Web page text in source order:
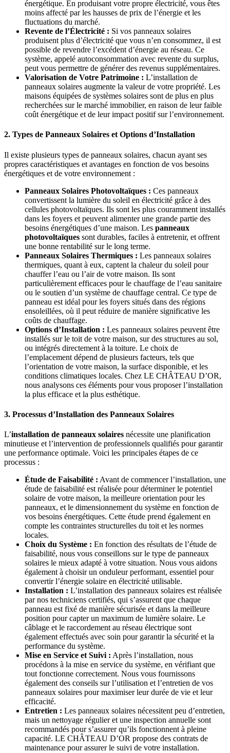
énergétique. En produisant votre propre électricité, vous êtes
moins affecté par les hausses de prix de l’énergie et les
fluctuations du marché.
Revente de l’Électricité : Si vos panneaux solaires
produisent plus d’électricité que vous n’en consommez, il est
possible de revendre l’excédent d’énergie au réseau. Ce
système, appelé autoconsommation avec revente du surplus,
peut vous permettre de générer des revenus supplémentaires.
Valorisation de Votre Patrimoine : L’installation de
panneaux solaires augmente la valeur de votre propriété. Les
maisons équipées de systèmes solaires sont de plus en plus
recherchées sur le marché immobilier, en raison de leur faible
coût énergétique et de leur impact positif sur l’environnement.
2. Types de Panneaux Solaires et Options d’Installation
Il existe plusieurs types de panneaux solaires, chacun ayant ses
propres caractéristiques et avantages en fonction de vos besoins
énergétiques et de votre environnement :
Panneaux Solaires Photovoltaïques : Ces panneaux
convertissent la lumière du soleil en électricité grâce à des
cellules photovoltaïques. Ils sont les plus couramment installés
dans les foyers et peuvent alimenter une grande partie des
besoins énergétiques d’une maison. Les panneaux
photovoltaïques sont durables, faciles à entretenir, et offrent
une bonne rentabilité sur le long terme.
Panneaux Solaires Thermiques : Les panneaux solaires
thermiques, quant à eux, captent la chaleur du soleil pour
chauffer l’eau ou l’air de votre maison. Ils sont
particulièrement efficaces pour le chauffage de l’eau sanitaire
ou le soutien d’un système de chauffage central. Ce type de
panneau est idéal pour les foyers situés dans des régions
ensoleillées, où il peut réduire de manière significative les
coûts de chauffage.
Options d’Installation : Les panneaux solaires peuvent être
installés sur le toit de votre maison, sur des structures au sol,
ou intégrés directement à la toiture. Le choix de
l’emplacement dépend de plusieurs facteurs, tels que
l’orientation de votre maison, la surface disponible, et les
conditions climatiques locales. Chez LE CHÂTEAU D’OR,
nous analysons ces éléments pour vous proposer l’installation
la plus efficace et la plus esthétique.
3. Processus d’Installation des Panneaux Solaires
L’installation de panneaux solaires nécessite une planification
minutieuse et l’intervention de professionnels qualifiés pour garantir
une performance optimale. Voici les principales étapes de ce
processus :
Étude de Faisabilité : Avant de commencer l’installation, une
étude de faisabilité est réalisée pour déterminer le potentiel
solaire de votre maison, la meilleure orientation pour les
panneaux, et le dimensionnement du système en fonction de
vos besoins énergétiques. Cette étude prend également en
compte les contraintes structurelles du toit et les normes
locales.
Choix du Système : En fonction des résultats de l’étude de
faisabilité, nous vous conseillons sur le type de panneaux
solaires le mieux adapté à votre situation. Nous vous aidons
également à choisir un onduleur performant, essentiel pour
convertir l’énergie solaire en électricité utilisable.
Installation : L’installation des panneaux solaires est réalisée
par nos techniciens certifiés, qui s’assurent que chaque
panneau est fixé de manière sécurisée et dans la meilleure
position pour capter un maximum de lumière solaire. Le
câblage et le raccordement au réseau électrique sont
également effectués avec soin pour garantir la sécurité et la
performance du système.
Mise en Service et Suivi : Après l’installation, nous
procédons à la mise en service du système, en vérifiant que
tout fonctionne correctement. Nous vous fournissons
également des conseils sur l’utilisation et l’entretien de vos
panneaux solaires pour maximiser leur durée de vie et leur
efficacité.
Entretien : Les panneaux solaires nécessitent peu d’entretien,
mais un nettoyage régulier et une inspection annuelle sont
recommandés pour s’assurer qu’ils fonctionnent à pleine
capacité. LE CHÂTEAU D’OR propose des contrats de
maintenance pour assurer le suivi de votre installation.